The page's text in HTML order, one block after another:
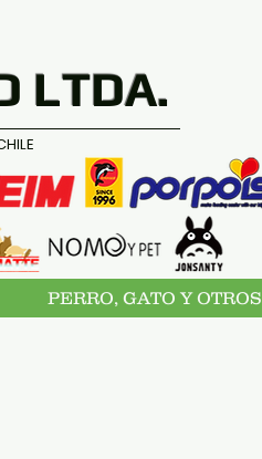
LTDA.
PERRO, GATO Y OTROS